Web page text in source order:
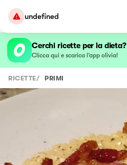
undefined
Cerchi ricette per la dieta?
Clicca qui e scarica l’app olivia!
RICETTE/ PRIMI